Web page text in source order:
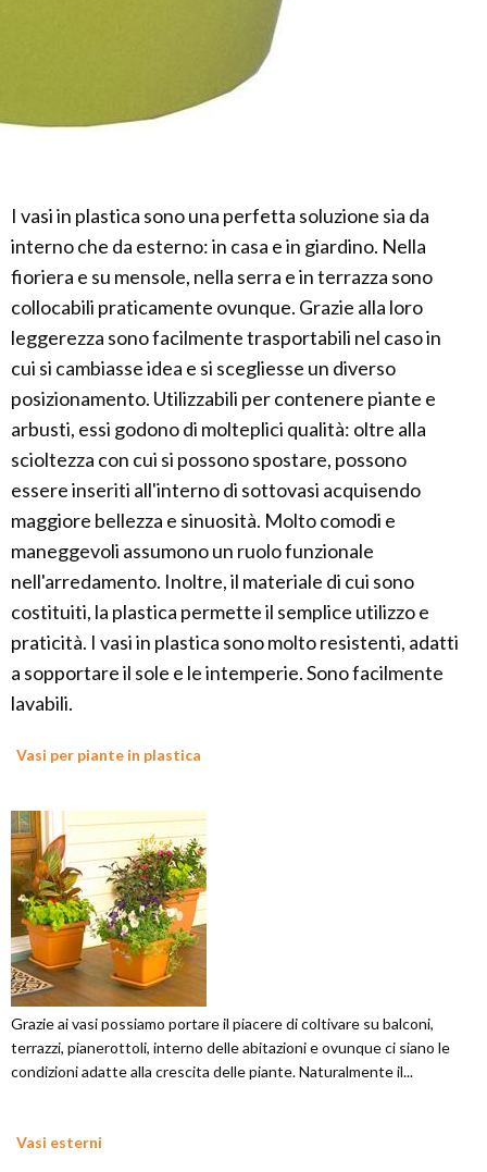
I vasi in plastica sono una perfetta soluzione sia da
interno che da esterno: in casa e in giardino. Nella
fioriera e su mensole, nella serra e in terrazza sono
collocabili praticamente ovunque. Grazie alla loro
leggerezza sono facilmente trasportabili nel caso in
cui si cambiasse idea e si scegliesse un diverso
posizionamento. Utilizzabili per contenere piante e
arbusti, essi godono di molteplici qualità: oltre alla
scioltezza con cui si possono spostare, possono
essere inseriti all'interno di sottovasi acquisendo
maggiore bellezza e sinuosità. Molto comodi e
maneggevoli assumono un ruolo funzionale
nell'arredamento. Inoltre, il materiale di cui sono
costituiti, la plastica permette il semplice utilizzo e
praticità. I vasi in plastica sono molto resistenti, adatti
a sopportare il sole e le intemperie. Sono facilmente
lavabili.
Vasi per piante in plastica
Grazie ai vasi possiamo portare il piacere di coltivare su balconi,
terrazzi, pianerottoli, interno delle abitazioni e ovunque ci siano le
condizioni adatte alla crescita delle piante. Naturalmente il...
Vasi esterni